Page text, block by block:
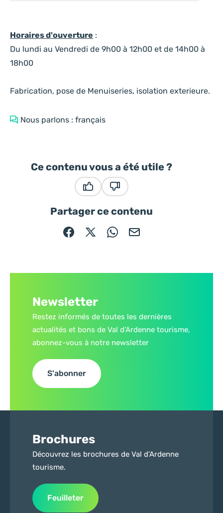
Horaires d'ouverture :
Du lundi au Vendredi de 9h00 à 12h00 et de 14h00 à
18h00
Fabrication, pose de Menuiseries, isolation exterieure.
Nous parlons : français
Ce contenu vous a été utile ?
Partager ce contenu
Partager sur Facebook (nouvelle fenêtre)
Partager sur X / Twitter (nouvelle
Partager sur WhatsApp
Partager par mail
Newsletter
Restez informés de toutes les dernières
actualités et bons de Val d’Ardenne tourisme,
abonnez-vous à notre newsletter
S'abonner
Brochures
Découvrez les brochures de Val d’Ardenne
tourisme.
Feuilleter